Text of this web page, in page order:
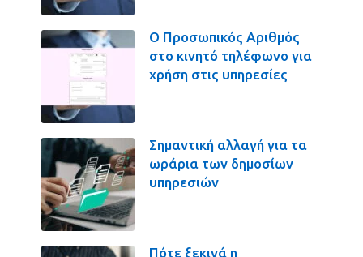
Ο Προσωπικός Αριθμός
στο κινητό τηλέφωνο για
χρήση στις υπηρεσίες
Σημαντική αλλαγή για τα
ωράρια των δημοσίων
υπηρεσιών
Πότε ξεκινά η